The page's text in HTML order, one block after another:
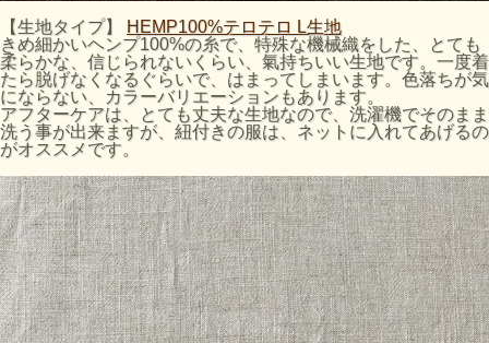
【生地タイプ】
HEMP100%テロテロ L生地
きめ細かいヘンプ100%の糸で、特殊な機械織をした、とても
柔らかな、信じられないくらい、氣持ちいい生地です。一度着
たら脱げなくなるぐらいで、はまってしまいます。色落ちが気
にならない、カラーバリエーションもあります。
アフターケアは、とても丈夫な生地なので、洗濯機でそのまま
洗う事が出来ますが、紐付きの服は、ネットに入れてあげるの
がオススメです。